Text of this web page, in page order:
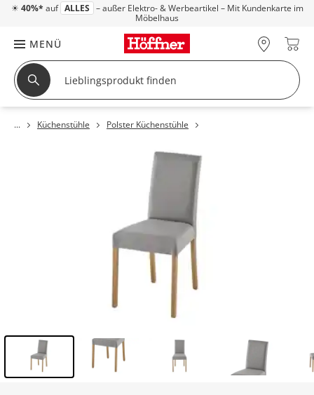
☀ 40%* auf ALLES – außer Elektro- & Werbeartikel – Mit Kundenkarte im
Möbelhaus
MENÜ
Küchenstühle Polster Küchenstühle